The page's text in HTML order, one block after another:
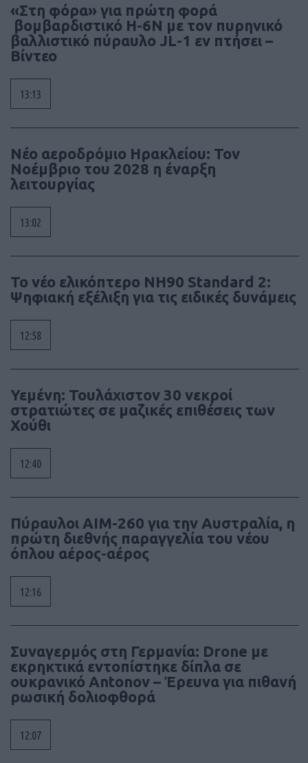
«Στη φόρα» για πρώτη φορά
βομβαρδιστικό H-6N με τον πυρηνικό
βαλλιστικό πύραυλο JL-1 εν πτήσει –
Βίντεο
13:13
Νέο αεροδρόμιο Ηρακλείου: Τον
Νοέμβριο του 2028 η έναρξη
λειτουργίας
13:02
To νέο ελικόπτερο NH90 Standard 2:
Ψηφιακή εξέλιξη για τις ειδικές δυνάμεις
12:58
Υεμένη: Τουλάχιστον 30 νεκροί
στρατιώτες σε μαζικές επιθέσεις των
Χούθι
12:40
Πύραυλοι AIM-260 για την Αυστραλία, η
πρώτη διεθνής παραγγελία του νέου
όπλου αέρος-αέρος
12:16
Συναγερμός στη Γερμανία: Drone με
εκρηκτικά εντοπίστηκε δίπλα σε
ουκρανικό Antonov – Έρευνα για πιθανή
ρωσική δολιοφθορά
12:07